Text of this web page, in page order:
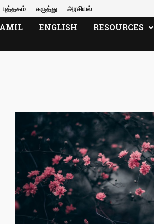
புத்தகம் கருத்து அரசியல்
ENGLISH RESOURCES